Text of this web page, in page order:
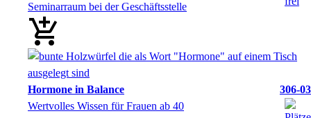
Seminarraum bei der Geschäftsstelle
Hormone in Balance
306-03
Wertvolles Wissen für Frauen ab 40